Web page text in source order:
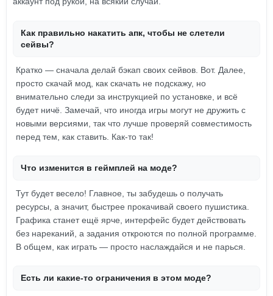
Как правильно накатить апк, чтобы не слетели
сейвы?
Кратко — сначала делай бэкап своих сейвов. Вот. Далее,
просто скачай мод, как скачать не подскажу, но
внимательно следи за инструкцией по установке, и всё
будет ничё. Замечай, что иногда игры могут не дружить с
новыми версиями, так что лучше проверяй совместимость
перед тем, как ставить. Как-то так!
Что изменится в геймплей на моде?
Тут будет весело! Главное, ты забудешь о получать
ресурсы, а значит, быстрее прокачивай своего пушистика.
Графика станет ещё ярче, интерфейс будет действовать
без нареканий, а задания откроются по полной программе.
В общем, как играть — просто наслаждайся и не парься.
Есть ли какие-то ограничения в этом моде?